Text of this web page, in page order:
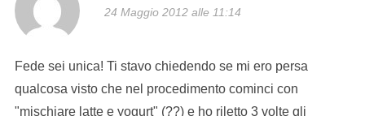
24 Maggio 2012 alle 11:14
Fede sei unica! Ti stavo chiedendo se mi ero persa
qualcosa visto che nel procedimento cominci con
"mischiare latte e yogurt" (??) e ho riletto 3 volte gli